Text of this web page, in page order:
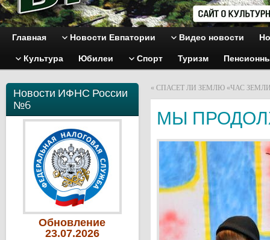
Главная Новости Евпатории Видео новости
Культура Юбилеи Спорт Туризм
Новости ИФНС России
№6
Обновление
23.07.2026
« СПАСЕТ ЛИ ЗЕМЛЮ «ЧАС
МЫ